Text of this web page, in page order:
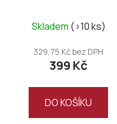
Skladem (>10 ks)
329,75 Kč bez DPH
399 Kč
DO KOŠÍKU